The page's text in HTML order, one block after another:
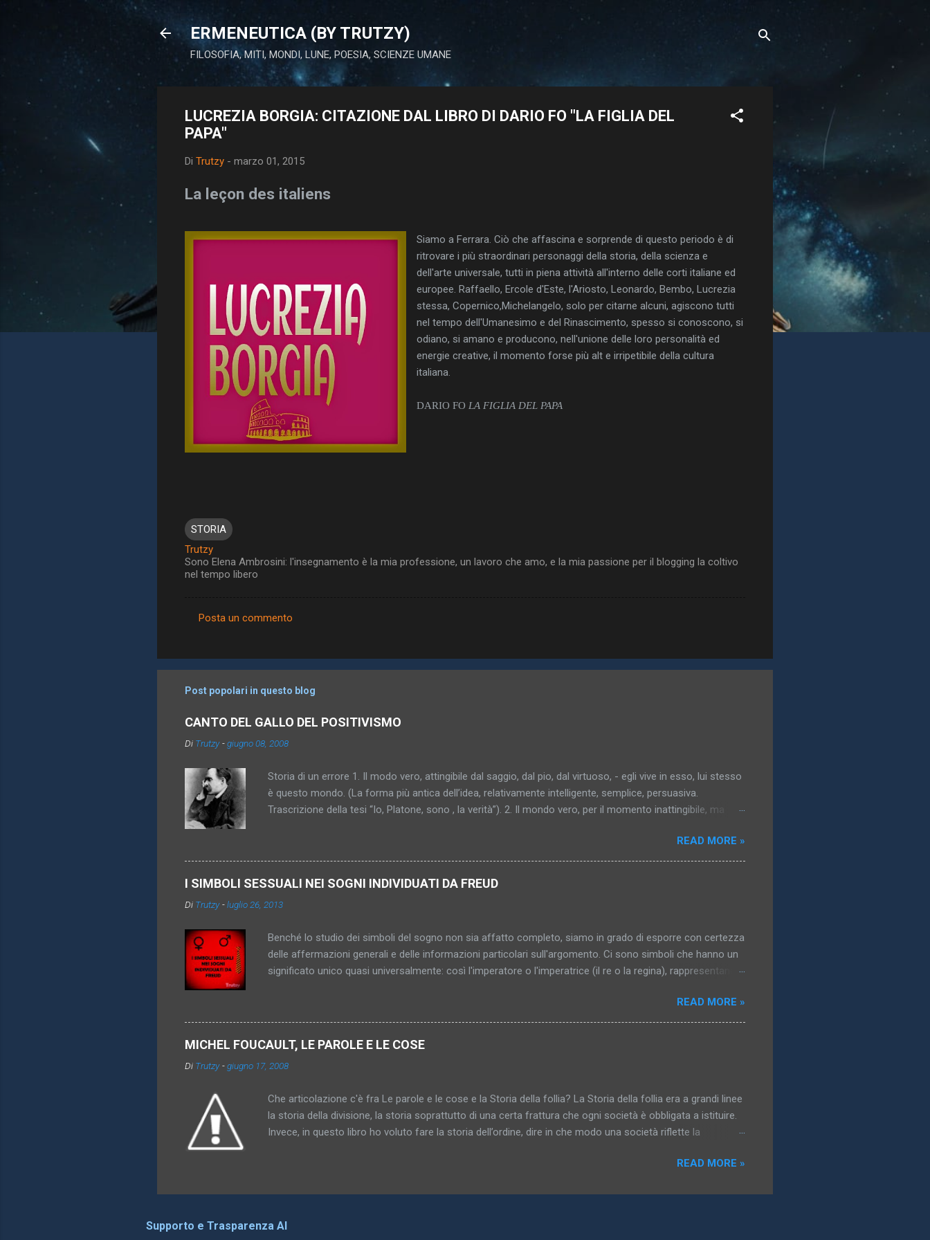
ERMENEUTICA (BY TRUTZY)
FILOSOFIA, MITI, MONDI, LUNE, POESIA, SCIENZE UMANE
LUCREZIA BORGIA: CITAZIONE DAL LIBRO DI DARIO FO "LA FIGLIA DEL
PAPA"
Di Trutzy - marzo 01, 2015
La leçon des italiens
Siamo a Ferrara. Ciò che affascina e sorprende di questo periodo è di
ritrovare i più straordinari personaggi della storia, della scienza e
dell'arte universale, tutti in piena attività all'interno delle corti italiane ed
europee. Raffaello, Ercole d'Este, l'Ariosto, Leonardo, Bembo, Lucrezia
stessa, Copernico,Michelangelo, solo per citarne alcuni, agiscono tutti
nel tempo dell'Umanesimo e del Rinascimento, spesso si conoscono, si
odiano, si amano e producono, nell'unione delle loro personalità ed
energie creative, il momento forse più alt e irripetibile della cultura
italiana.
DARIO FO LA FIGLIA DEL PAPA
STORIA
Trutzy
Sono Elena Ambrosini: l'insegnamento è la mia professione, un lavoro che amo, e la mia passione per il blogging la coltivo
nel tempo libero
m
m
n
t
i
Posta un commento
Post popolari in questo blog
CANTO DEL GALLO DEL POSITIVISMO
Di Trutzy -giugno 08, 2008
Storia di un errore 1. Il modo vero, attingibile dal saggio, dal pio, dal virtuoso, - egli vive in esso, lui stesso
è questo mondo. (La forma più antica dell’idea, relativamente intelligente, semplice, persuasiva.
Trascrizione della tesi “Io, Platone, sono , la verità”). 2. Il mondo vero, per il momento inattingibile, ma
diventa più sottile, più capziosa, più inafferrabile – diventa donna, si cristallizza..). 3. Il mondo vero,
inattingibile, indimostrabile, impromettibile, ma già in quanto pensato una consolazione, un obbligo, un
imperativo. (In fondo l’antico sole, ma attraverso nebbia e scetticismo; l’idea sublimata,pallida, nordica,
anche sconosciuto. Di conseguenza neppure consolante, salvifico, vincolante: a che ci potrebbe
READ MORE »
I SIMBOLI SESSUALI NEI SOGNI INDIVIDUATI DA FREUD
Di Trutzy -luglio 26, 2013
Benché lo studio dei simboli del sogno non sia affatto completo, siamo in grado di esporre con certezza
delle affermazioni generali e delle informazioni particolari sull'argomento. Ci sono simboli che hanno un
significato unico quasi universalmente: così l'imperatore o l'imperatrice (il re o la regina), rappresentano i
dei simboli del sogno serve a rappresentare persone, parti del corpo e attività di interesse erotico; in
particolare i genitali sono rappresentati da numerosi simboli spesso sorprendenti, e la più grande varietà
di oggetti serve ad indicarli simbolicamente. Armi appuntite, oggetti lunghi e rigidi, come tronchi e bastoni,
rappresentano l'organo genitale maschile; mentre armadi, scatole, carrozze e forni rappresentano
l'utero. In tali casi il tertium comparationis, l'elemento comune in queste sostituzioni, è immediatamente
READ MORE »
MICHEL FOUCAULT, LE PAROLE E LE COSE
Di Trutzy -giugno 17, 2008
Che articolazione c'è fra Le parole e le cose e la Storia della follia? La Storia della follia era a grandi linee
la storia della divisione, la storia soprattutto di una certa frattura che ogni società è obbligata a istituire.
Invece, in questo libro ho voluto fare la storia dell’ordine, dire in che modo una società riflette la
possono organizzarsi in reti, disegnarsi secondo schemi razionali. La Storia della follia è la storia della
ha dato al libro si ritrova la parola “archeologia” che era già nel sottotitolo della Nascita della clinica , e
esattamente una disciplina ma un campo di ricerca, che sarebbe il seguente. In una società le
READ MORE »
Supporto e Trasparenza AI